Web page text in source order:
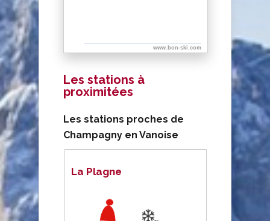
www.bon-ski.com
Les stations à
proximitées
Les stations proches de
Champagny en Vanoise
La Plagne